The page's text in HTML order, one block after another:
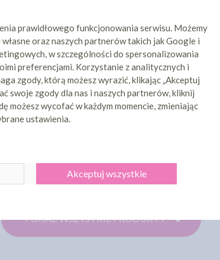
CZEKOLADA
SELECT 54,5% - 2,5KG
cena: 222,94 zł
CALLEBAUT CZEKOLADA
CIEMNA SELECT 54,5% ~ 10KG
cena: 761,06 zł
1 2 3 4 5
POKAŻ WSZYSTKIE PRODUKTY
prawidłowego funkcjonowania serwisu. Możemy
oraz naszych partnerów takich jak Google i
w szczególności do spersonalizowania
preferencjami. Korzystanie z analitycznych i
zgody, którą możesz wyrazić, klikając „Akceptuj
swoje zgody dla nas i naszych partnerów, kliknij
możesz wycofać w każdym momencie, zmieniając
ustawienia.
Akceptuj wszystkie